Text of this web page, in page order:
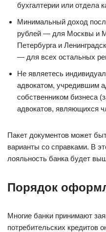
бухгалтерии или отдела
Минимальный доход
рублей — для Москвы и
Петербурга и
— для всех остальных
Не являетесь
адвокатом, учредившим
собственником бизнеса
адвокатов, являющихся
Пакет документов может
варианты со справками. В
лояльность банка будет
Порядок
Многие банки принимают
потребительских кредитов